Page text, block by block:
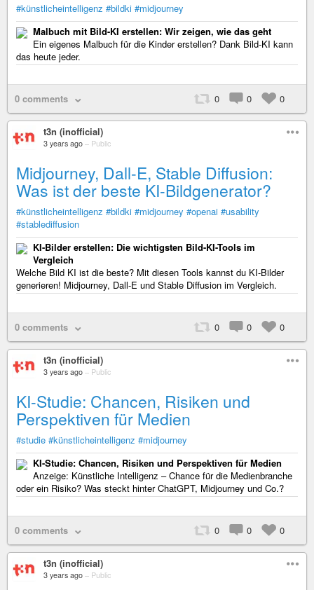
#künstlicheintelligenz #bildki #midjourney
Malbuch mit Bild-KI erstellen: Wir zeigen, wie das geht
Ein eigenes Malbuch für die Kinder erstellen? Dank Bild-KI kann
das heute jeder.
0 comments 0 0 0
t3n (inofficial)
3 years ago – Public
Midjourney, Dall-E, Stable Diffusion:
Was ist der beste KI-Bildgenerator?
#künstlicheintelligenz #bildki #midjourney #openai #usability
#stablediffusion
KI-Bilder erstellen: Die wichtigsten Bild-KI-Tools im
Vergleich
Welche Bild KI ist die beste? Mit diesen Tools kannst du KI-Bilder
generieren! Midjourney, Dall-E und Stable Diffusion im Vergleich.
0 comments 0 0 0
t3n (inofficial)
3 years ago – Public
KI-Studie: Chancen, Risiken und
Perspektiven für Medien
#studie #künstlicheintelligenz #midjourney
KI-Studie: Chancen, Risiken und Perspektiven für Medien
Anzeige: Künstliche Intelligenz – Chance für die Medienbranche
oder ein Risiko? Was steckt hinter ChatGPT, Midjourney und Co.?
0 comments 0 0 0
t3n (inofficial)
3 years ago – Public